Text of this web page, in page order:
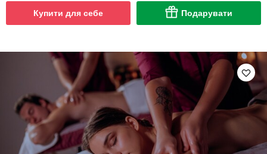
Купити для себе Подарувати